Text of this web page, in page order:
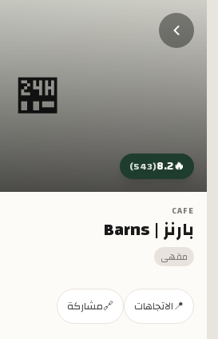
تخطي إلى المحتوى الرئيسي
🏪
🔥
8.2
(
543
)
CAFE
بارنز | Barns
مقهى
📍الاتجاهات 🔗مشاركة